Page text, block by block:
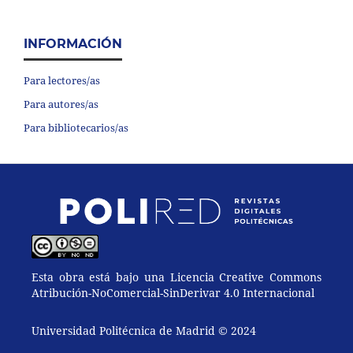
INFORMACIÓN
Para lectores/as
Para autores/as
Para bibliotecarios/as
Esta obra está bajo una Licencia Creative Commons
Atribución-NoComercial-SinDerivar 4.0 Internacional
Universidad Politécnica de Madrid © 2024